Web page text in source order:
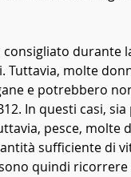
durante
Tuttavia, molte
e potrebbero
In questi casi,
pesce, molte
sufficiente di
quindi ricorrere